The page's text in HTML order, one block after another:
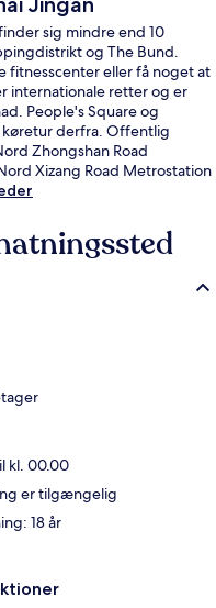
sig mindre end 10
og The Bund.
fitnesscenter eller få noget at
internationale retter og er
People's Square og
køretur derfra. Offentlig
Zhongshan Road
Xizang Road Metrostation
kl. 00.00
er tilgængelig
18 år